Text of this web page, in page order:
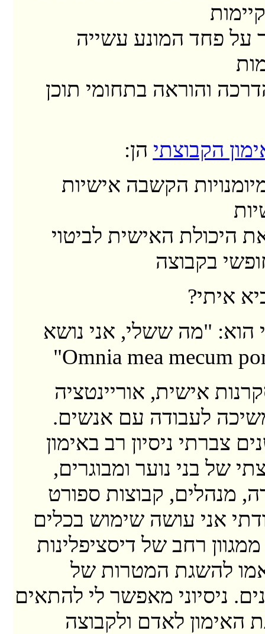
על פחד המונע עשייה
והוראה בתחומי תוכן
הקבוצתי הן:
הקשבה אישיות
היכולת האישית לביטוי
בקבוצה
איתי?
הוא: "מה ששלי, אני נושא
אישית, אוריינטציה
לעבודה עם אנשים.
צברתי ניסיון רב באימון
של בני נוער ומבוגרים,
מנהלים, קבוצות ספורט
אני עושה שימוש בכלים
רחב של דיסציפלינות
להשגת המטרות של
ניסיוני מאפשר לי להתאים
האימון לאדם ולקבוצה